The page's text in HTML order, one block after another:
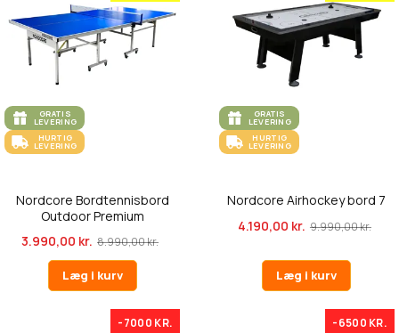
GRATIS
LEVERING
HURTIG
LEVERING
Nordcore Bordtennisbord
Outdoor Premium
3.990,00 kr. 8.990,00 kr.
Læg i kurv
GRATIS
LEVERING
HURTIG
LEVERING
Nordcore Airhockey bord 7
4.190,00 kr. 9.990,00 kr.
Læg i kurv
-7000 KR. -6500 KR.